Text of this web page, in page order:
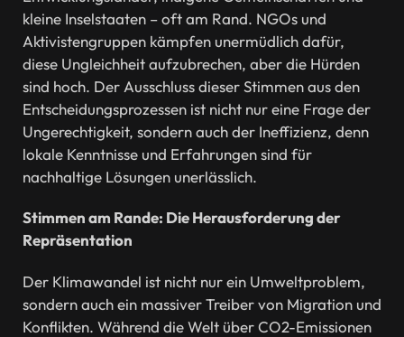
kleine Inselstaaten – oft am Rand. NGOs und
Aktivistengruppen kämpfen unermüdlich dafür,
diese Ungleichheit aufzubrechen, aber die Hürden
sind hoch. Der Ausschluss dieser Stimmen aus den
Entscheidungsprozessen ist nicht nur eine Frage der
Ungerechtigkeit, sondern auch der Ineffizienz, denn
lokale Kenntnisse und Erfahrungen sind für
nachhaltige Lösungen unerlässlich.
Stimmen am Rande: Die Herausforderung der
Repräsentation
Der Klimawandel ist nicht nur ein Umweltproblem,
sondern auch ein massiver Treiber von Migration und
Konflikten. Während die Welt über CO2-Emissionen